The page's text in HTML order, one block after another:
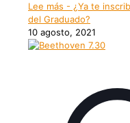
Lee más - ¿Ya te
del Graduado?
10 agosto, 2021